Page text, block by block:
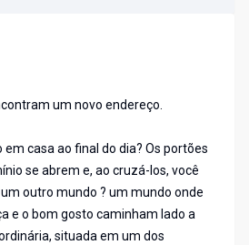
um novo endereço.
em casa ao final do dia? Os portões
se abrem e, ao cruzá-los, você
outro mundo ? um mundo onde
e o bom gosto caminham lado a
situada em um dos